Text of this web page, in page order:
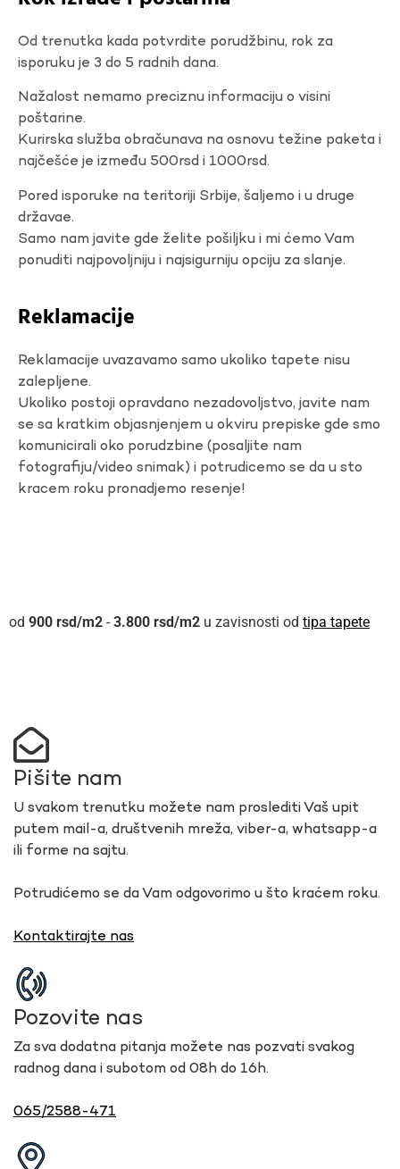
Od trenutka kada potvrdite porudžbinu, rok za
isporuku je 3 do 5 radnih dana.
Nažalost nemamo preciznu informaciju o visini
poštarine.
Kurirska služba obračunava na osnovu težine paketa i
najčešće je između 500rsd i 1000rsd.
Pored isporuke na teritoriji Srbije, šaljemo i u druge
državae.
Samo nam javite gde želite pošiljku i mi ćemo Vam
ponuditi najpovoljniju i najsigurniju opciju za slanje.
Reklamacije
Reklamacije uvazavamo samo ukoliko tapete nisu
zalepljene.
Ukoliko postoji opravdano nezadovoljstvo, javite nam
se sa kratkim objasnjenjem u okviru prepiske gde smo
komunicirali oko porudzbine (posaljite nam
fotografiju/video snimak) i potrudicemo se da u sto
kracem roku pronadjemo resenje!
900 rsd - 3.800 rsd u zavisnosti od tipa tapete
Pišite nam
U svakom trenutku možete nam proslediti Vaš upit
putem mail-a, društvenih mreža, viber-a, whatsapp-a
ili forme na sajtu.
Potrudićemo se da Vam odgovorimo u što kraćem roku.
Kontaktirajte nas
Pozovite nas
Za sva dodatna pitanja možete nas pozvati svakog
radnog dana i subotom od 08h do 16h.
065/2588-471